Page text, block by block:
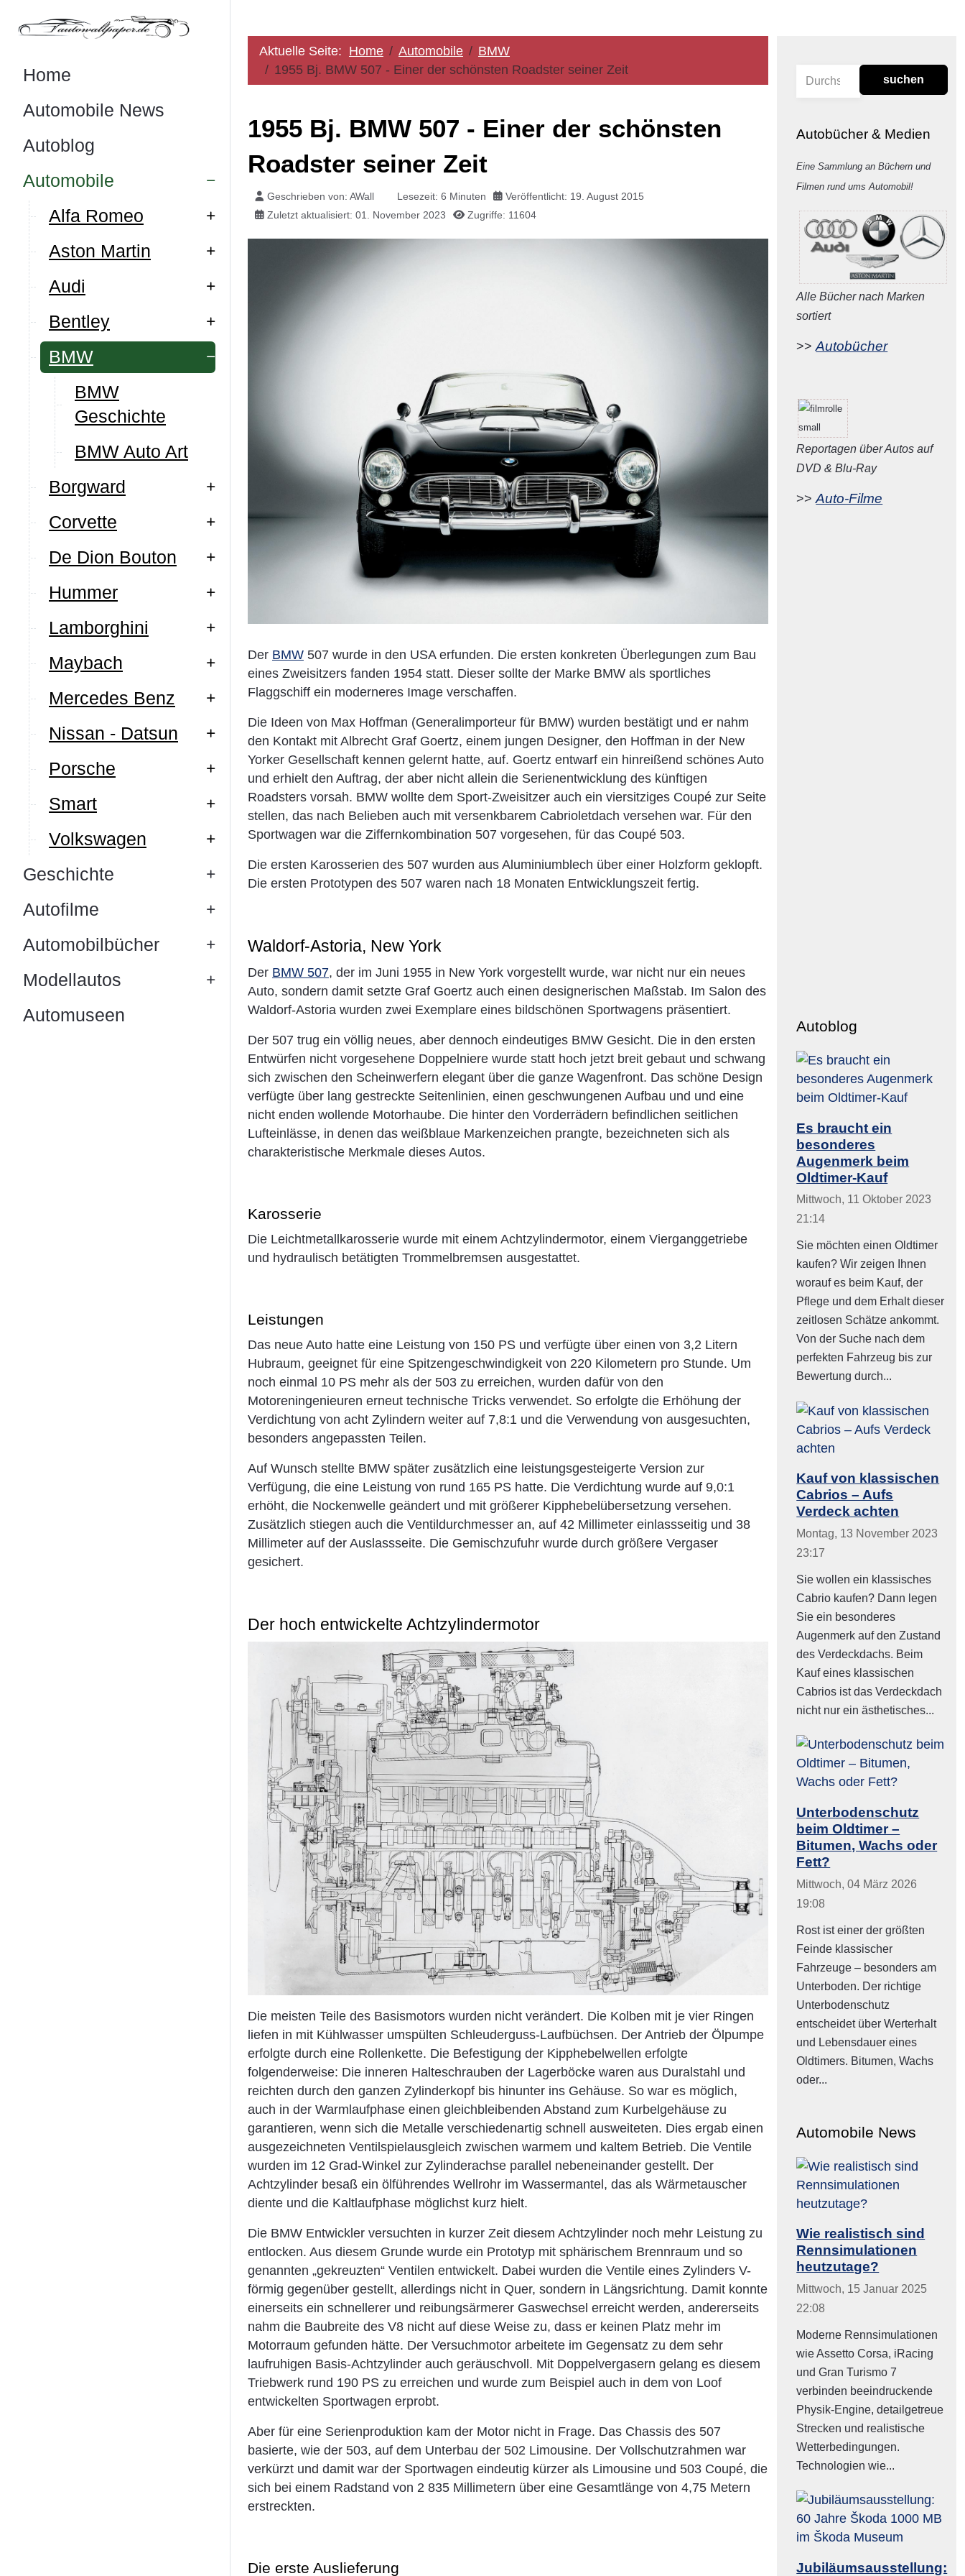
Home
Automobile News
Autoblog
Automobile
Alfa Romeo
Aston Martin
Audi
Bentley
BMW
BMW
Geschichte
BMW Auto Art
Borgward
Corvette
De Dion Bouton
Hummer
Lamborghini
Maybach
Mercedes Benz
Nissan - Datsun
Porsche
Smart
Volkswagen
Geschichte
Autofilme
Automobilbücher
Modellautos
Automuseen
Aktuelle Seite: Home Automobile
BMW
1955 Bj. BMW 507 - Einer der schönsten Roadster seiner Zeit
1955 Bj. BMW 507 - Einer der schönsten
Roadster seiner Zeit
Geschrieben von: AWall Lesezeit: 6 Minuten
Veröffentlicht: 19. August 2015
Zuletzt aktualisiert: 01. November 2023
Zugriffe: 11604
Der BMW 507 wurde in den USA erfunden. Die ersten konkreten Überlegungen zum Bau
eines Zweisitzers fanden 1954 statt. Dieser sollte der Marke BMW als sportliches
Flaggschiff ein moderneres Image verschaffen.
Die Ideen von Max Hoffman (Generalimporteur für BMW) wurden bestätigt und er nahm
den Kontakt mit Albrecht Graf Goertz, einem jungen Designer, den Hoffman in der New
Yorker Gesellschaft kennen gelernt hatte, auf. Goertz entwarf ein hinreißend schönes Auto
und erhielt den Auftrag, der aber nicht allein die Serienentwicklung des künftigen
Roadsters vorsah. BMW wollte dem Sport-Zweisitzer auch ein viersitziges Coupé zur Seite
stellen, das nach Belieben auch mit versenkbarem Cabrioletdach versehen war. Für den
Sportwagen war die Ziffernkombination 507 vorgesehen, für das Coupé 503.
Die ersten Karosserien des 507 wurden aus Aluminiumblech über einer Holzform geklopft.
Die ersten Prototypen des 507 waren nach 18 Monaten Entwicklungszeit fertig.
Waldorf-Astoria, New York
Der BMW 507, der im Juni 1955 in New York vorgestellt wurde, war nicht nur ein neues
Auto, sondern damit setzte Graf Goertz auch einen designerischen Maßstab. Im Salon des
Waldorf-Astoria wurden zwei Exemplare eines bildschönen Sportwagens präsentiert.
Der 507 trug ein völlig neues, aber dennoch eindeutiges BMW Gesicht. Die in den ersten
Entwürfen nicht vorgesehene Doppelniere wurde statt hoch jetzt breit gebaut und schwang
sich zwischen den Scheinwerfern elegant über die ganze Wagenfront. Das schöne Design
verfügte über lang gestreckte Seitenlinien, einen geschwungenen Aufbau und und eine
nicht enden wollende Motorhaube. Die hinter den Vorderrädern befindlichen seitlichen
Lufteinlässe, in denen das weißblaue Markenzeichen prangte, bezeichneten sich als
charakteristische Merkmale dieses Autos.
Karosserie
Die Leichtmetallkarosserie wurde mit einem Achtzylindermotor, einem Vierganggetriebe
und hydraulisch betätigten Trommelbremsen ausgestattet.
Leistungen
Das neue Auto hatte eine Leistung von 150 PS und verfügte über einen von 3,2 Litern
Hubraum, geeignet für eine Spitzengeschwindigkeit von 220 Kilometern pro Stunde. Um
noch einmal 10 PS mehr als der 503 zu erreichen, wurden dafür von den
Motoreningenieuren erneut technische Tricks verwendet. So erfolgte die Erhöhung der
Verdichtung von acht Zylindern weiter auf 7,8:1 und die Verwendung von ausgesuchten,
besonders angepassten Teilen.
Auf Wunsch stellte BMW später zusätzlich eine leistungsgesteigerte Version zur
Verfügung, die eine Leistung von rund 165 PS hatte. Die Verdichtung wurde auf 9,0:1
erhöht, die Nockenwelle geändert und mit größerer Kipphebelübersetzung versehen.
Zusätzlich stiegen auch die Ventildurchmesser an, auf 42 Millimeter einlassseitig und 38
Millimeter auf der Auslassseite. Die Gemischzufuhr wurde durch größere Vergaser
gesichert.
Der hoch entwickelte Achtzylindermotor
Die meisten Teile des Basismotors wurden nicht verändert. Die Kolben mit je vier Ringen
liefen in mit Kühlwasser umspülten Schleuderguss-Laufbüchsen. Der Antrieb der Ölpumpe
erfolgte durch eine Rollenkette. Die Befestigung der Kipphebelwellen erfolgte
folgenderweise: Die inneren Halteschrauben der Lagerböcke waren aus Duralstahl und
reichten durch den ganzen Zylinderkopf bis hinunter ins Gehäuse. So war es möglich,
auch in der Warmlaufphase einen gleichbleibenden Abstand zum Kurbelgehäuse zu
garantieren, wenn sich die Metalle verschiedenartig schnell ausweiteten. Dies ergab einen
ausgezeichneten Ventilspielausgleich zwischen warmem und kaltem Betrieb. Die Ventile
wurden im 12 Grad-Winkel zur Zylinderachse parallel nebeneinander gestellt. Der
Achtzylinder besaß ein ölführendes Wellrohr im Wassermantel, das als Wärmetauscher
diente und die Kaltlaufphase möglichst kurz hielt.
Die BMW Entwickler versuchten in kurzer Zeit diesem Achtzylinder noch mehr Leistung zu
entlocken. Aus diesem Grunde wurde ein Prototyp mit sphärischem Brennraum und so
genannten „gekreuzten“ Ventilen entwickelt. Dabei wurden die Ventile eines Zylinders V-
förmig gegenüber gestellt, allerdings nicht in Quer, sondern in Längsrichtung. Damit konnte
einerseits ein schnellerer und reibungsärmerer Gaswechsel erreicht werden, andererseits
nahm die Baubreite des V8 nicht auf diese Weise zu, dass er keinen Platz mehr im
Motorraum gefunden hätte. Der Versuchmotor arbeitete im Gegensatz zu dem sehr
laufruhigen Basis-Achtzylinder auch geräuschvoll. Mit Doppelvergasern gelang es diesem
Triebwerk rund 190 PS zu erreichen und wurde zum Beispiel auch in dem von Loof
entwickelten Sportwagen erprobt.
Aber für eine Serienproduktion kam der Motor nicht in Frage. Das Chassis des 507
basierte, wie der 503, auf dem Unterbau der 502 Limousine. Der Vollschutzrahmen war
verkürzt und damit war der Sportwagen eindeutig kürzer als Limousine und 503 Coupé, die
sich bei einem Radstand von 2 835 Millimetern über eine Gesamtlänge von 4,75 Metern
erstreckten.
Die erste Auslieferung
suchen
Autobücher & Medien
Eine Sammlung an Büchern und
Filmen rund ums Automobil!
Alle Bücher nach Marken
sortiert
>> Autobücher
Reportagen über Autos auf
DVD & Blu-Ray
>> Auto-Filme
Autoblog
Es braucht ein
besonderes
Augenmerk beim
Oldtimer-Kauf
Mittwoch, 11 Oktober 2023
21:14
Sie möchten einen Oldtimer
kaufen? Wir zeigen Ihnen
worauf es beim Kauf, der
Pflege und dem Erhalt dieser
zeitlosen Schätze ankommt.
Von der Suche nach dem
perfekten Fahrzeug bis zur
Bewertung durch...
Kauf von klassischen
Cabrios – Aufs
Verdeck achten
Montag, 13 November 2023
23:17
Sie wollen ein klassisches
Cabrio kaufen? Dann legen
Sie ein besonderes
Augenmerk auf den Zustand
des Verdeckdachs. Beim
Kauf eines klassischen
Cabrios ist das Verdeckdach
nicht nur ein ästhetisches...
Unterbodenschutz
beim Oldtimer –
Bitumen, Wachs oder
Fett?
Mittwoch, 04 März 2026
19:08
Rost ist einer der größten
Feinde klassischer
Fahrzeuge – besonders am
Unterboden. Der richtige
Unterbodenschutz
entscheidet über Werterhalt
und Lebensdauer eines
Oldtimers. Bitumen, Wachs
oder...
Automobile News
Wie realistisch sind
Rennsimulationen
heutzutage?
Mittwoch, 15 Januar 2025
22:08
Moderne Rennsimulationen
wie Assetto Corsa, iRacing
und Gran Turismo 7
verbinden beeindruckende
Physik-Engine, detailgetreue
Strecken und realistische
Wetterbedingungen.
Technologien wie...
Jubiläumsausstellung: